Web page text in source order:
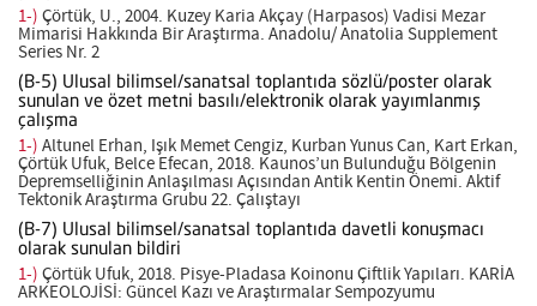
1-) Çörtük, U., 2004. Kuzey Karia Akçay (Harpasos) Vadisi Mezar
Mimarisi Hakkında Bir Araştırma. Anadolu/ Anatolia Supplement
Series Nr. 2
(B-5) Ulusal bilimsel/sanatsal toplantıda sözlü/poster olarak
sunulan ve özet metni basılı/elektronik olarak yayımlanmış
çalışma
1-) Altunel Erhan, Işık Memet Cengiz, Kurban Yunus Can, Kart Erkan,
Çörtük Ufuk, Belce Efecan, 2018. Kaunos’un Bulunduğu Bölgenin
Depremselliğinin Anlaşılması Açısından Antik Kentin Önemi. Aktif
Tektonik Araştırma Grubu 22. Çalıştayı
(B-7) Ulusal bilimsel/sanatsal toplantıda davetli konuşmacı
olarak sunulan bildiri
1-) Çörtük Ufuk, 2018. Pisye-Pladasa Koinonu Çiftlik Yapıları. KARİA
ARKEOLOJİSİ: Güncel Kazı ve Araştırmalar Sempozyumu